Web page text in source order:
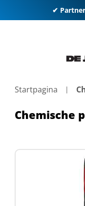
✔
Startpagina
Chemische